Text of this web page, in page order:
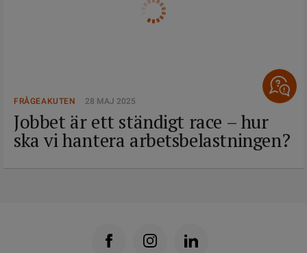
FRÅGEAKUTEN 28 MAJ 2025
Jobbet är ett ständigt race – hur
ska vi hantera arbetsbelastningen?